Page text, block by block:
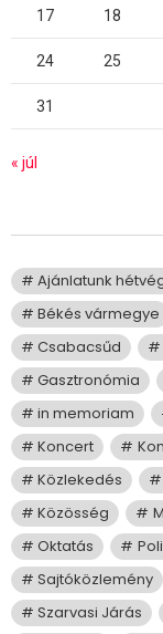
17 18
24 25
31
« júl
Ajánlatunk
Békés vármegye
Csabacsűd
Gasztronómia
in memoriam
Koncert
Közlekedés
Közösség
Oktatás
Sajtóközlemény
Szarvasi Járás